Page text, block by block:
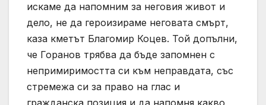
искаме да напомним за неговия живот и
дело, не да героизираме неговата смърт,
каза кметът Благомир Коцев. Той допълни,
че Горанов трябва да бъде запомнен с
непримиримостта си към неправдата, със
стремежа си за право на глас и